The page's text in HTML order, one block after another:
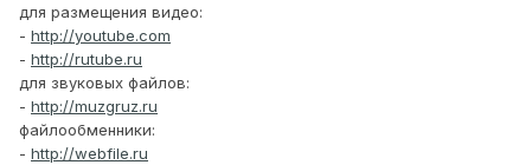
для размещения видео:
- http://youtube.com
- http://rutube.ru
для звуковых файлов:
- http://muzgruz.ru
файлообменники:
- http://webfile.ru